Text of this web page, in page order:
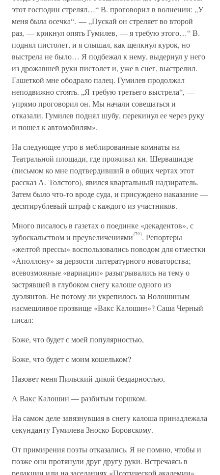
этот господин стрелял…“ В. проговорил в волнении: „У
меня была осечка“. — „Пускай он стреляет во второй
раз, — крикнул опять Гумилев, — я требую этого…“ В.
поднял пистолет, и я слышал, как щелкнул курок, но
выстрела не было… Я подбежал к нему, выдернул у него
из дрожавшей руки пистолет и, уже в снег, выстрелил.
Гашеткой мне ободрало палец. Гумилев продолжал
неподвижно стоять. „Я требую третьего выстрела“, —
упрямо проговорил он. Мы начали совещаться и
отказали. Гумилев поднял шубу, перекинул ее через руку
и пошел к автомобилям».
На следующее утро в меблированные комнаты на
Театральной площади, где проживал кн. Шервашидзе
(письмом ко мне подтвердивший в общих чертах этот
рассказ А. Толстого), явился квартальный надзиратель.
Затем было что-то вроде суда, и присуждено наказание —
десятирублевый штраф с каждого из участников.
Много писалось в газетах о поединке «декадентов», с
зубоскальством и преувеличениями{79}. Репортеры
«желтой прессы» воспользовались поводом для отместки
«Аполлону» за дерзости литературного новаторства;
всевозможные «вариации» разыгрывались на тему о
застрявшей в глубоком снегу калоше одного из
дуэлянтов. Не потому ли укрепилось за Волошиным
насмешливое прозвище «Вакс Калошин»? Саша Черный
писал:
Боже, что будет с моей популярностью,
Боже, что будет с моим кошельком?
Назовет меня Пильский дикой бездарностью,
А Вакс Калошин — разбитым горшком.
На самом деле завязнувшая в снегу калоша принадлежала
секунданту Гумилева Зноско-Боровскому.
От примирения поэты отказались. Я не помню, чтобы и
позже они протянули друг другу руки. Встречаясь в
редакции или на заседаниях «Поэтической академии»,